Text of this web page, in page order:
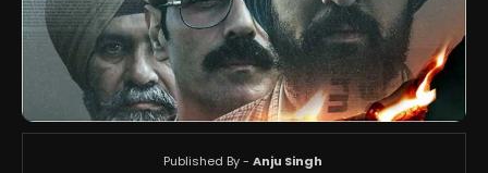
Published By - Anju Singh